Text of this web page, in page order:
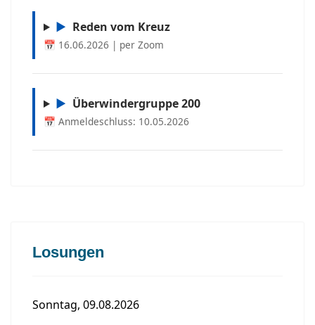
▶ Reden vom Kreuz
📅 16.06.2026 | per Zoom
▶ Überwindergruppe 200
📅 Anmeldeschluss: 10.05.2026
Losungen
Sonntag, 09.08.2026